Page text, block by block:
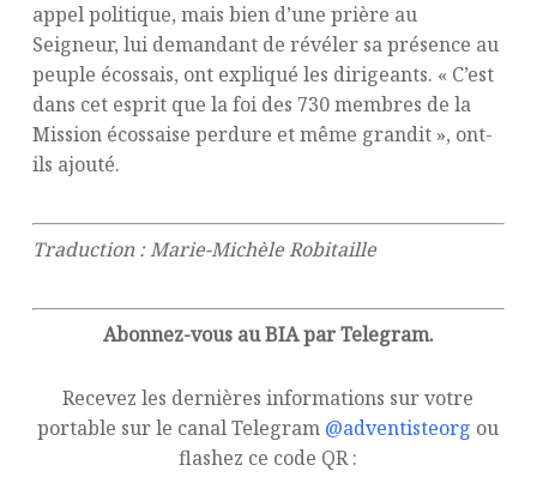
appel politique, mais bien d’une prière au
Seigneur, lui demandant de révéler sa présence au
peuple écossais, ont expliqué les dirigeants. « C’est
dans cet esprit que la foi des 730 membres de la
Mission écossaise perdure et même grandit », ont-
ils ajouté.
Traduction : Marie-Michèle Robitaille
Abonnez-vous au BIA par Telegram.
Recevez les dernières informations sur votre
portable sur le canal Telegram @adventisteorg ou
flashez ce code QR :